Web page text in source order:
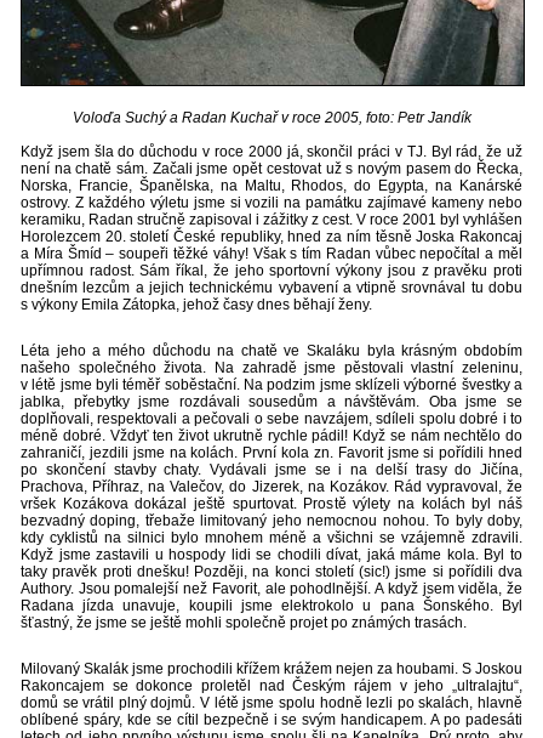
Voloďa Suchý a Radan Kuchař v roce 2005, foto: Petr Jandík
Když jsem šla do důchodu v roce 2000 já, skončil práci v TJ. Byl rád, že už
není na chatě sám. Začali jsme opět cestovat už s novým pasem do Řecka,
Norska, Francie, Španělska, na Maltu, Rhodos, do Egypta, na Kanárské
ostrovy. Z každého výletu jsme si vozili na památku zajímavé kameny nebo
keramiku, Radan stručně zapisoval i zážitky z cest. V roce 2001 byl vyhlášen
Horolezcem 20. století České republiky, hned za ním těsně Joska Rakoncaj
a Míra Šmíd – soupeři těžké váhy! Však s tím Radan vůbec nepočítal a měl
upřímnou radost. Sám říkal, že jeho sportovní výkony jsou z pravěku proti
dnešním lezcům a jejich technickému vybavení a vtipně srovnával tu dobu
s výkony Emila Zátopka, jehož časy dnes běhají ženy.
Léta jeho a mého důchodu na chatě ve Skaláku byla krásným obdobím
našeho společného života. Na zahradě jsme pěstovali vlastní zeleninu,
v létě jsme byli téměř soběstační. Na podzim jsme sklízeli výborné švestky a
jablka, přebytky jsme rozdávali sousedům a návštěvám. Oba jsme se
doplňovali, respektovali a pečovali o sebe navzájem, sdíleli spolu dobré i to
méně dobré. Vždyť ten život ukrutně rychle pádil! Když se nám nechtělo do
zahraničí, jezdili jsme na kolách. První kola zn. Favorit jsme si pořídili hned
po skončení stavby chaty. Vydávali jsme se i na delší trasy do Jičína,
Prachova, Příhraz, na Valečov, do Jizerek, na Kozákov. Rád vypravoval, že
vršek Kozákova dokázal ještě spurtovat. Prostě výlety na kolách byl náš
bezvadný doping, třebaže limitovaný jeho nemocnou nohou. To byly doby,
kdy cyklistů na silnici bylo mnohem méně a všichni se vzájemně zdravili.
Když jsme zastavili u hospody lidi se chodili dívat, jaká máme kola. Byl to
taky pravěk proti dnešku! Později, na konci století (sic!) jsme si pořídili dva
Authory. Jsou pomalejší než Favorit, ale pohodlnější. A když jsem viděla, že
Radana jízda unavuje, koupili jsme elektrokolo u pana Šonského. Byl
šťastný, že jsme se ještě mohli společně projet po známých trasách.
Milovaný Skalák jsme prochodili křížem krážem nejen za houbami. S Joskou
Rakoncajem se dokonce proletěl nad Českým rájem v jeho „ultralajtu“,
domů se vrátil plný dojmů. V létě jsme spolu hodně lezli po skalách, hlavně
oblíbené spáry, kde se cítil bezpečně i se svým handicapem. A po padesáti